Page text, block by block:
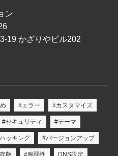
ン
19 かざりやビル202
#エラー #カスタマイズ
#セキュリティ #テーマ
ッキング #バージョンアップ
版 #脆弱性 DNS設定